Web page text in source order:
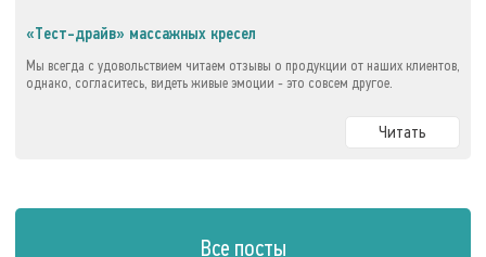
«Тест-драйв» массажных кресел
Мы всегда с удовольствием читаем отзывы о продукции от наших клиентов,
однако, согласитесь, видеть живые эмоции - это совсем другое.
Читать
Все посты